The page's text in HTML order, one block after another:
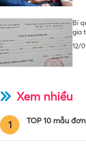
Bí
gia
12/
Xem nhiều
1 TOP 10 mẫu